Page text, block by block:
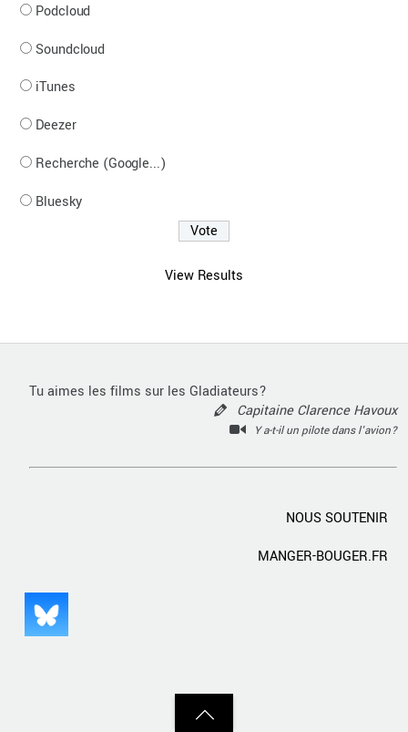
Podcloud
Soundcloud
iTunes
Deezer
Recherche (Google...)
Bluesky
View Results
Tu aimes les films sur les Gladiateurs?
Capitaine Clarence Havoux
Y a-t-il un pilote dans l'avion?
NOUS SOUTENIR
MANGER-BOUGER.FR
Back